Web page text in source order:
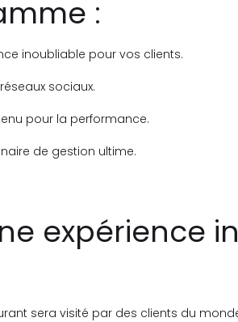
:
inoubliable pour vos clients.
sociaux.
pour la performance.
de gestion ultime.
expérience
sera visité par des clients du